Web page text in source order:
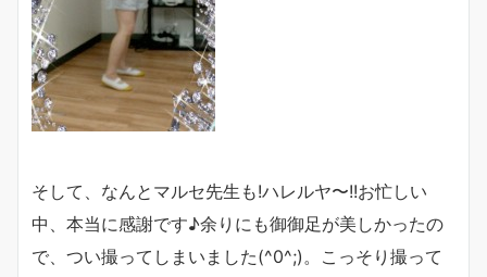
そして、なんとマルセ先生も!ハレルヤ〜!!お忙しい
中、本当に感謝です♪余りにも御御足が美しかったの
で、つい撮ってしまいました(^0^;)。こっそり撮って